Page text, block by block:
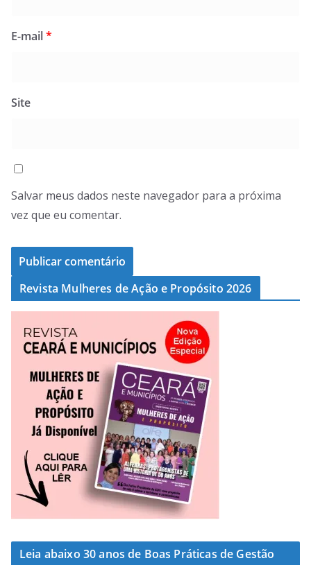
E-mail*
Site
Salvar meus dados neste navegador para a próxima
vez que eu comentar.
Revista Mulheres de Ação e Propósito 2026
Leia abaixo 30 anos de Boas Práticas de Gestão